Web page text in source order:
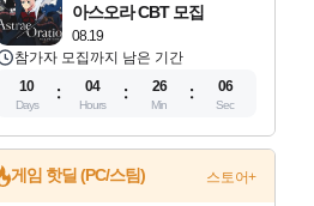
08.19
아스오라 CBT 모집
참가자 모집까지 남은 기간
10
Days
04
Hours
26
Min
05
Sec
게임 핫딜 (PC/스팀) 스토어+